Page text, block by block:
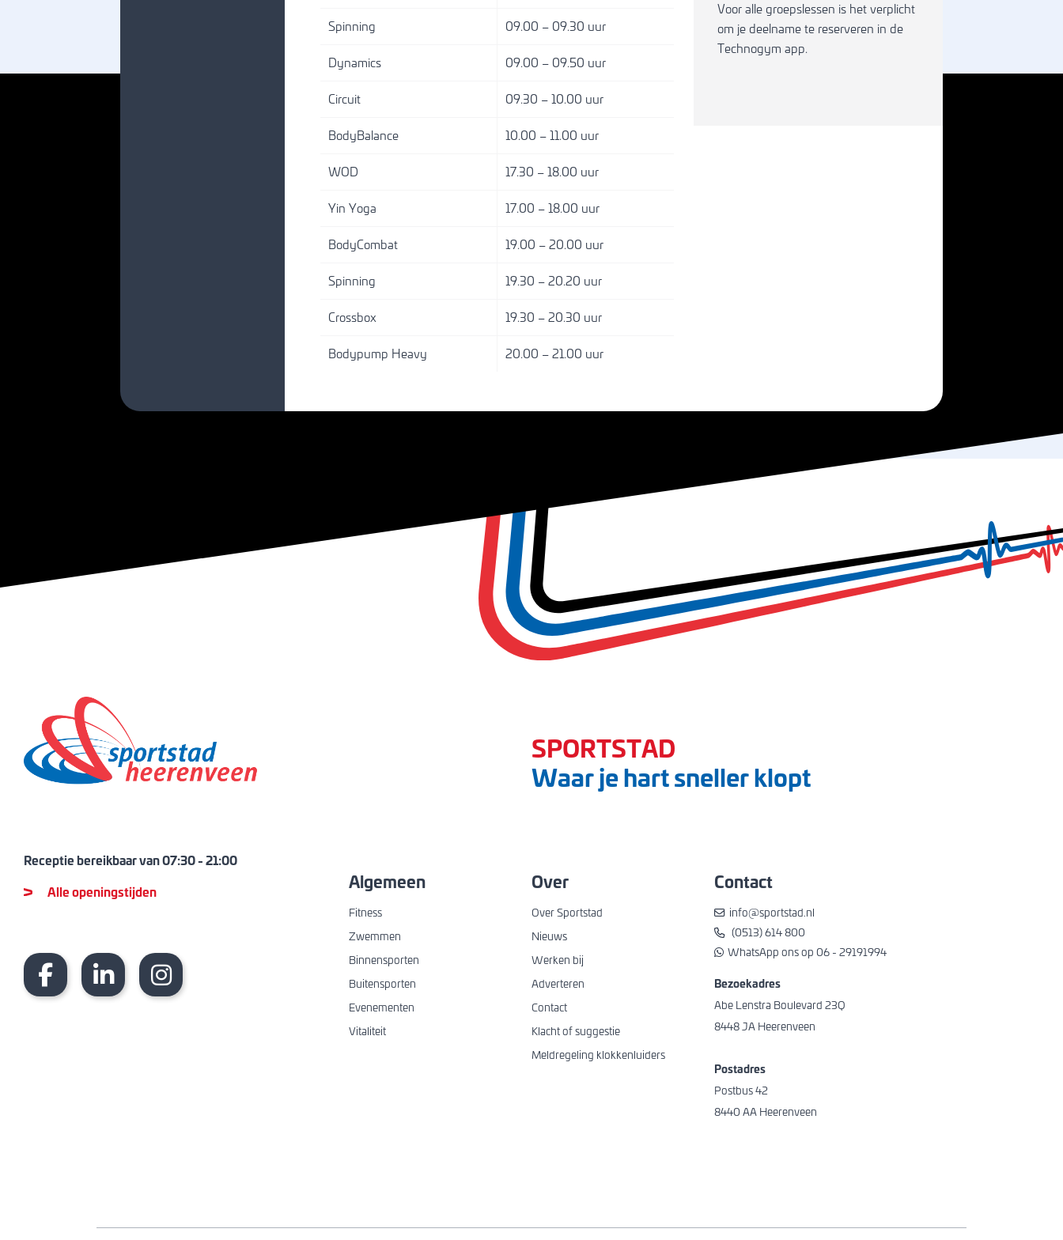
Spinning 09.00 – 09.30 uur
Dynamics 09.00 – 09.50 uur
Circuit 09.30 – 10.00 uur
BodyBalance 10.00 – 11.00 uur
WOD 17.30 – 18.00 uur
Yin Yoga 17.00 – 18.00 uur
BodyCombat 19.00 – 20.00 uur
Spinning 19.30 – 20.20 uur
Crossbox 19.30 – 20.30 uur
Bodypump Heavy 20.00 – 21.00 uur
Voor alle groepslessen is het verplicht
om je deelname te reserveren in de
Technogym app.
SPORTSTAD
Waar je hart sneller klopt
Receptie bereikbaar van07:30-21:00
Alle openingstijden
Algemeen
Fitness
Zwemmen
Binnensporten
Buitensporten
Evenementen
Vitaliteit
Over
Over Sportstad
Nieuws
Werken bij
Adverteren
Contact
Klacht of suggestie
Meldregeling klokkenluiders
Contact
info@sportstad.nl
(0513) 614 800
WhatsApp ons op 06 - 29191994
Bezoekadres
Abe Lenstra Boulevard 23Q
8448 JA Heerenveen
Postadres
Postbus 42
8440 AA Heerenveen